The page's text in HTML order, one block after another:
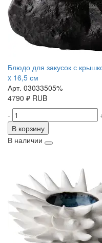
Блюдо для закусок с
x 16,5 см
Арт. 03033505%
4790 ₽ RUB
-
В корзину
В наличии